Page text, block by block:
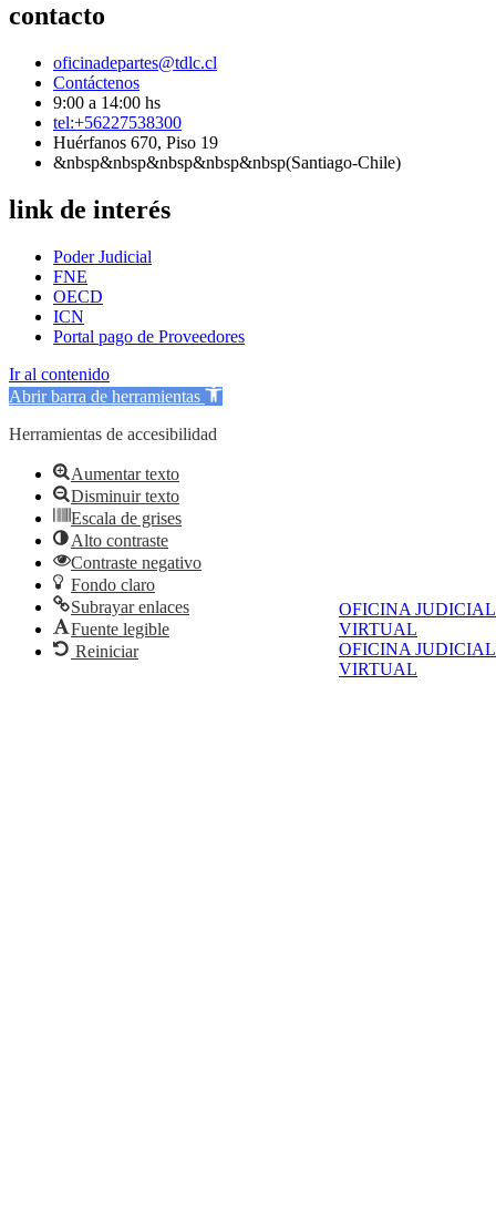
OFICINA JUDICIAL
VIRTUAL
OFICINA JUDICIAL
VIRTUAL
contacto
oficinadepartes@tdlc.cl
Contáctenos
9:00 a 14:00 hs
tel:+56227538300
Huérfanos 670, Piso 19
&nbsp&nbsp&nbsp&nbsp&nbsp(Santiago-Chile)
link de interés
Poder Judicial
FNE
OECD
ICN
Portal pago de Proveedores
Ir al contenido
Abrir barra de herramientas
Herramientas de accesibilidad
Aumentar texto
Disminuir texto
Escala de grises
Alto contraste
Contraste negativo
Fondo claro
Subrayar enlaces
Fuente legible
Reiniciar